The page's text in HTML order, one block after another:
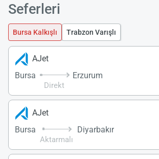
Seferleri
Bursa Kalkışlı Trabzon Varışlı
AJet
Bursa
Direkt
Erzurum
AJet
Bursa
Aktarmalı
Diyarbakır